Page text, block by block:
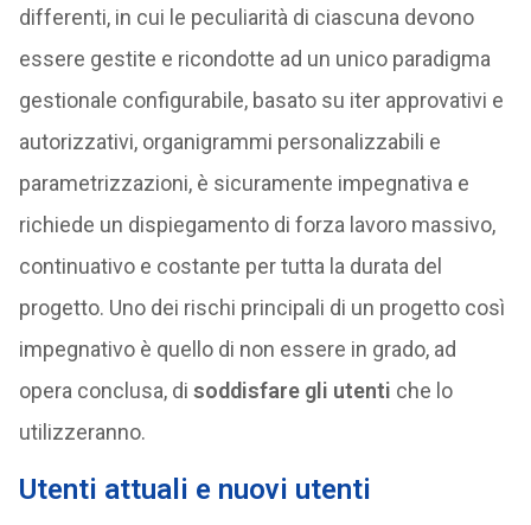
differenti, in cui le peculiarità di ciascuna devono
essere gestite e ricondotte ad un unico paradigma
gestionale configurabile, basato su iter approvativi e
autorizzativi, organigrammi personalizzabili e
parametrizzazioni, è sicuramente impegnativa e
richiede un dispiegamento di forza lavoro massivo,
continuativo e costante per tutta la durata del
progetto. Uno dei rischi principali di un progetto così
impegnativo è quello di non essere in grado, ad
opera conclusa, di soddisfare gli utenti che lo
utilizzeranno.
Utenti attuali e nuovi utenti